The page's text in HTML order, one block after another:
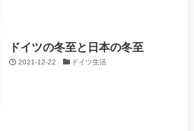
ドイツの冬至と日本の冬至
2021-12-22 ドイツ生活